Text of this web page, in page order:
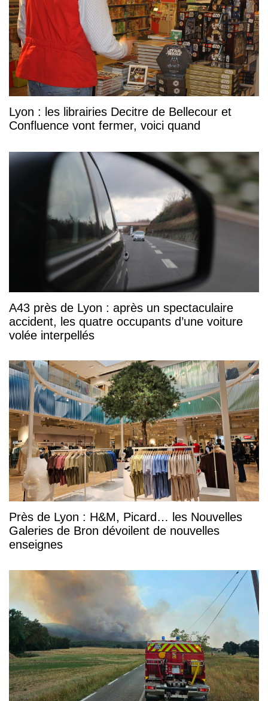
Lyon : les librairies Decitre de Bellecour et
Confluence vont fermer, voici quand
A43 près de Lyon : après un spectaculaire
accident, les quatre occupants d’une voiture
volée interpellés
Près de Lyon : H&M, Picard… les Nouvelles
Galeries de Bron dévoilent de nouvelles
enseignes